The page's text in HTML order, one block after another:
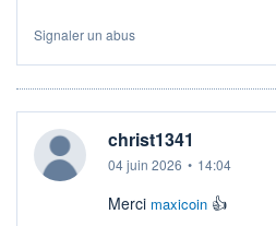
Signaler un abus
christ1341
04 juin 2026 • 14:04
Merci maxicoin 👍